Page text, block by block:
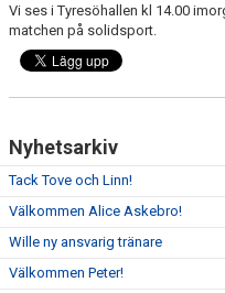
Vi ses i Tyresöhallen kl 14.00
matchen på solidsport.
Nyhetsarkiv
Tack Tove och Linn!
Välkommen Alice Askebro!
Wille ny ansvarig tränare
Välkommen Peter!